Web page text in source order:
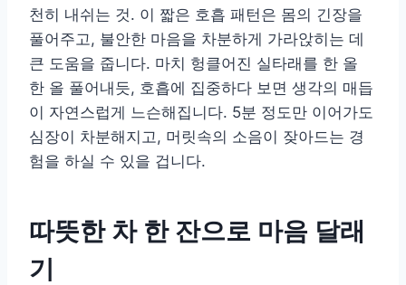
천히 내쉬는 것. 이 짧은 호흡 패턴은 몸의 긴장을
풀어주고, 불안한 마음을 차분하게 가라앉히는 데
큰 도움을 줍니다. 마치 헝클어진 실타래를 한 올
한 올 풀어내듯, 호흡에 집중하다 보면 생각의 매듭
이 자연스럽게 느슨해집니다. 5분 정도만 이어가도
심장이 차분해지고, 머릿속의 소음이 잦아드는 경
험을 하실 수 있을 겁니다.
따뜻한 차 한 잔으로 마음 달래
기